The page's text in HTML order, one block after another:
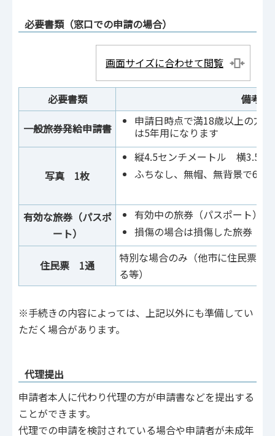
必要書類（窓口での申請の場合）
画面サイズに合わせて閲覧
必要書類
備考
一般旅券発給申請書
申請日時点で満18歳以上の方
は5年用になります
写真 1枚
縦4.5センチメートル 横3.5セ
ふちなし、無帽、無背景で6か
有効な旅券（パスポ
ート）
有効中の旅券（パスポート）
損傷の場合は損傷した旅券（
住民票 1通
特別な場合のみ（他市に住民票が
る等）
※手続きの内容によっては、上記以外にも準備してい
ただく場合があります。
代理提出
申請者本人に代わり代理の方が申請書などを提出する
ことができます。
代理での申請を検討されている場合や申請者が未成年